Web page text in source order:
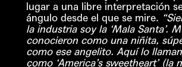
lugar a una libre interpretación
ángulo desde el que se mire.
la industria soy la ‘Mala Santa’.
conocieron como una niñita,
como ese angelito. Aquí lo
como ‘America’s sweetheart’ (la